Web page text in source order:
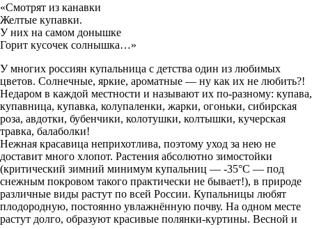
«Смотрят из канавки
Желтые купавки.
У них на самом донышке
Горит кусочек солнышка…»
У многих россиян купальница с детства один из любимых
цветов. Солнечные, яркие, ароматные — ну как их не любить?!
Недаром в каждой местности и называют их по-разному: купава,
купавница, купавка, колупаленки, жарки, огоньки, сибирская
роза, авдотки, бубенчики, колотушки, колтышки, кучерская
травка, балаболки!
Нежная красавица неприхотлива, поэтому уход за нею не
доставит много хлопот. Растения абсолютно зимостойки
(критический зимний минимум купальниц — -35°С — под
снежным покровом такого практически не бывает!), в природе
различные виды растут по всей России. Купальницы любят
плодородную, постоянно увлажнённую почву. На одном месте
растут долго, образуют красивые полянки-куртины. Весной и